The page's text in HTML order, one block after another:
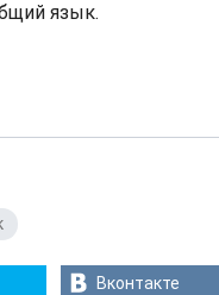
язык.
Вконтакте